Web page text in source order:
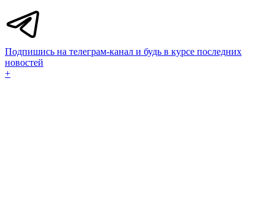
Подпишись на телеграм-канал и будь в курсе последних
новостей
+